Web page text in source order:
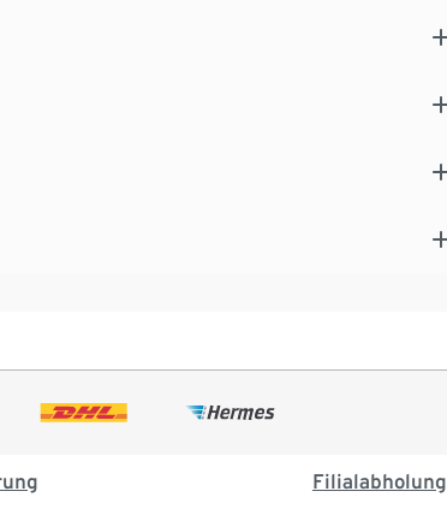
Filialabholung